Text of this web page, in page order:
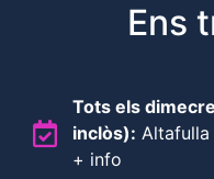
Ens
Tots els
inclòs): Altafulla
+ info